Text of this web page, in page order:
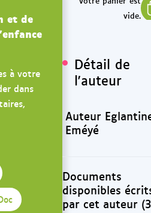
Détail de
l'auteur
Auteur
Eméyé
Documents
disponibles
par cet auteur
et de
à votre
dans